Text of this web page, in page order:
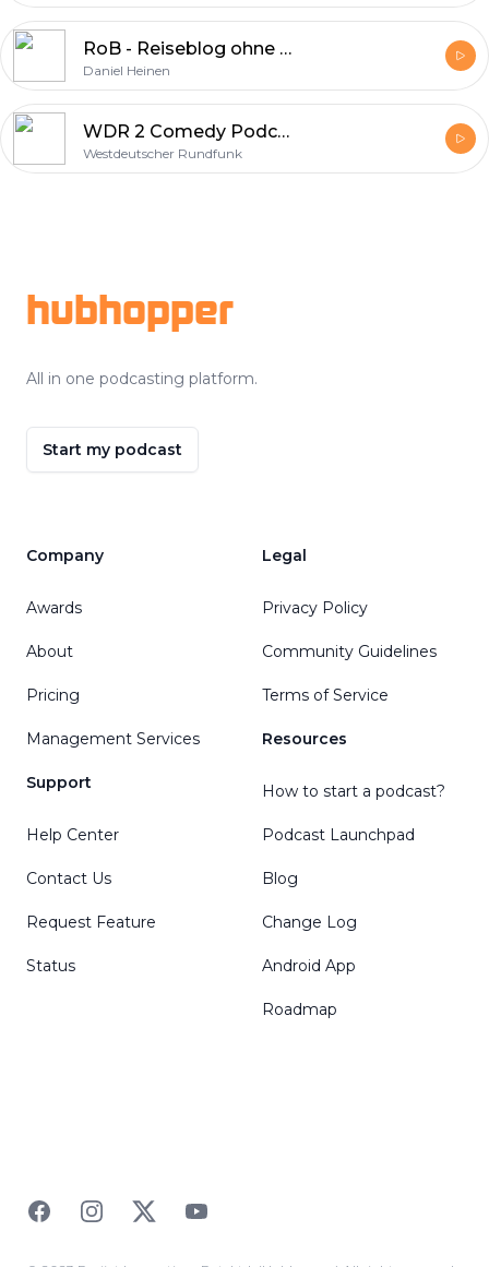
RoB - Reiseblog ohne Bilder - Podcast über Reisende und digitale Nomaden
Daniel Heinen
WDR 2 Comedy Podcast
Westdeutscher Rundfunk
hubhopper
All in one podcasting platform.
Start my podcast
Company
Awards
About
Pricing
Management Services
Support
Help Center
Contact Us
Request Feature
Status
Legal
Privacy Policy
Community Guidelines
Terms of Service
Resources
How to start a podcast?
Podcast Launchpad
Blog
Change Log
Android App
Roadmap
FacebookInstagramTwitterYouTube